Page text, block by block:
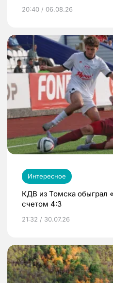
20:40 / 06.08.26
Интересное
КДВ из Томска обыграл
счетом 4:3
21:32 / 30.07.26